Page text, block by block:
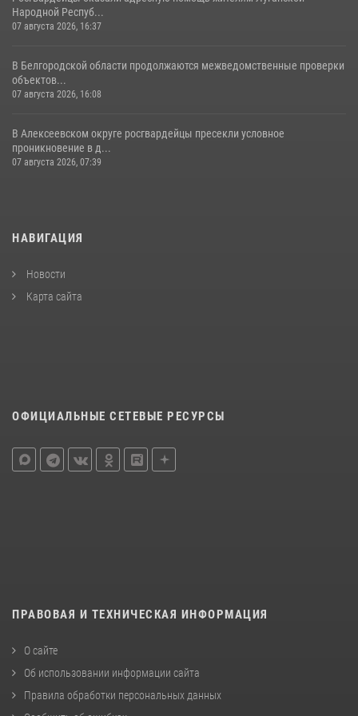
Народной Респуб...
07 августа 2026, 16:37
В Белгородской области продолжаются межведомственные проверки
объектов...
07 августа 2026, 16:08
В Алексеевском округе росгвардейцы пресекли условное
проникновение в д...
07 августа 2026, 07:39
НАВИГАЦИЯ
Новости
Карта сайта
ОФИЦИАЛЬНЫЕ СЕТЕВЫЕ РЕСУРСЫ
ПРАВОВАЯ И ТЕХНИЧЕСКАЯ ИНФОРМАЦИЯ
О сайте
Об использовании информации сайта
Правила обработки персональных данных